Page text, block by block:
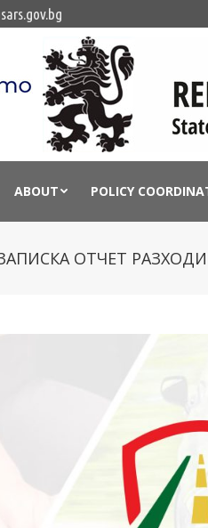
ABOUT POLICY
ОТЧЕТ РАЗХОДИ